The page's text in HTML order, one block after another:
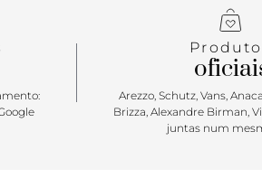
Arezzo, Schutz, Vans,
Brizza, Alexandre Birman,
juntas num